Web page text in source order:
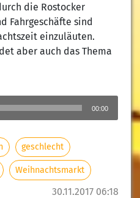
30.11.2017 06:18
die Rostocker
Fahrgeschäfte sind
einzuläuten.
aber auch das Thema
00:00
geschlecht
Weihnachtsmarkt